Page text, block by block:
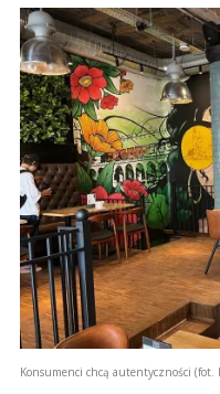
Konsumenci chcą autentyczności (fot.